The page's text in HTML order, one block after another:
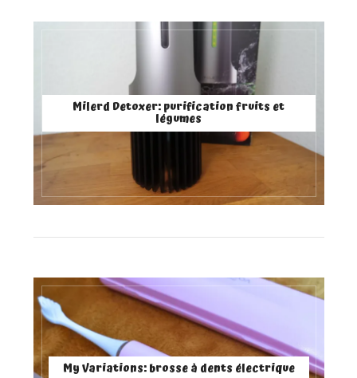
Milerd Detoxer: purification fruits et
légumes
My Variations: brosse à dents électrique